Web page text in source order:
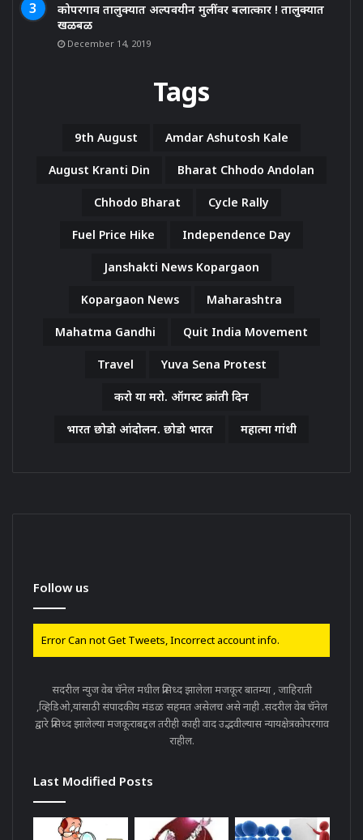
कोपरगाव तालुक्यात अल्पवयीन मुलींवर बलात्कार ! तालुक्यात
खळबळ
December 14, 2019
Tags
9th August Amdar Ashutosh Kale
August Kranti Din Bharat Chhodo Andolan
Chhodo Bharat Cycle Rally
Fuel Price Hike Independence Day
Janshakti News Kopargaon
Kopargaon News Maharashtra
Mahatma Gandhi Quit India Movement
Travel Yuva Sena Protest
करो या मरो. ऑगस्ट क्रांती दिन
भारत छोडो आंदोलन. छोडो भारत महात्मा गांधी
Follow us
Error Can not Get Tweets, Incorrect account info.
सदरील न्युज वेब चॅनेल मधील प्रसिध्द झालेला मजकूर बातम्या , जाहिराती
,व्हिडिओ,यांसाठी संपादकीय मंडळ सहमत असेलच असे नाही .सदरील वेब चॅनेल
द्वारे प्रसिध्द झालेल्या मजकूराबद्दल तरीही काही वाद उद्भवील्यास न्यायक्षेत्रकोपरगाव
राहील.
Last Modified Posts